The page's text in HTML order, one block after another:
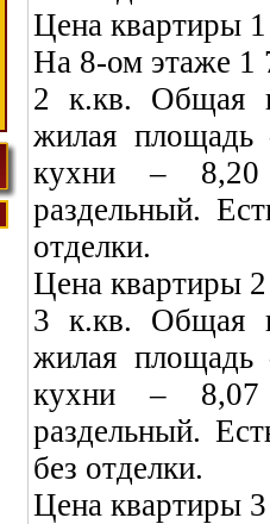
Цена квартиры
На 8-ом этаже 1
2 к.кв. Общая
жилая
кухни –
раздельный.
отделки.
Цена квартиры
3 к.кв. Общая
жилая
кухни –
раздельный.
без отделки.
Цена квартиры